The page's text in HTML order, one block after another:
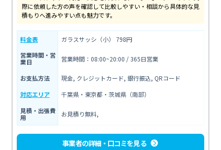
際に依頼した方の声を確認して比較しやすい・相談から具体的な見
積もりへ進みやすい点も魅力です。
料金表
ガラスサッシ（小） 798円
営業時間・営
業日
営業時間：08:00~20:00 / 365日営業
お支払方法
現金, クレジットカード, 銀行振込, QRコード
対応エリア
千葉県・東京都・茨城県（南部）
見積・出張費
用
お見積り無料,
事業者の詳細・口コミを見る